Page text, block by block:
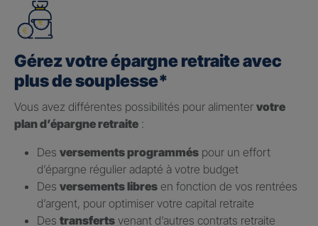
Gérez votre épargne retraite avec
plus de souplesse*
Vous avez différentes possibilités pour alimenter votre
plan d’épargne retraite :
Des versements programmés pour un effort
d’épargne régulier adapté à votre budget
Des versements libres en fonction de vos rentrées
d’argent, pour optimiser votre capital retraite
Des transferts venant d’autres contrats retraite